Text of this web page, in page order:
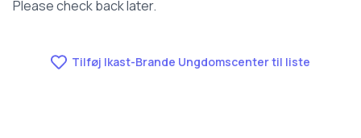
Please check back later.
Tilføj Ikast-Brande Ungdomscenter til liste